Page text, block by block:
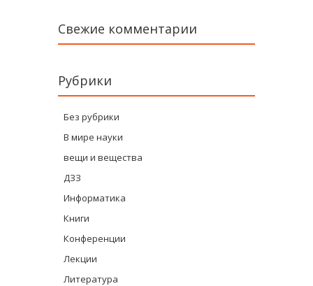
Свежие комментарии
Рубрики
Без рубрики
В мире науки
вещи и вещества
ДЗЗ
Информатика
Книги
Конференции
Лекции
Литература